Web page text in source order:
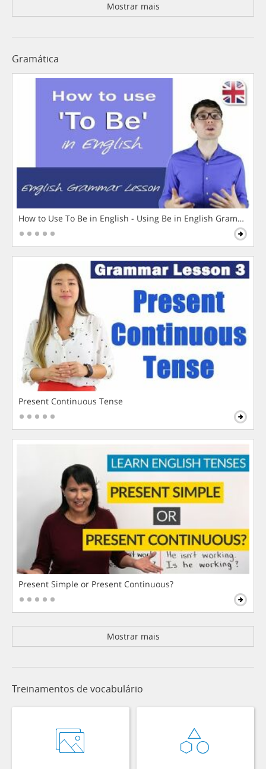
Mostrar mais
Gramática
How to Use To Be in English - Using Be in English Grammar
Present Continuous Tense
Present Simple or Present Continuous?
Mostrar mais
Treinamentos de vocabulário